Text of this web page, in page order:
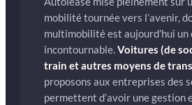
mobilité tournée vers l’avenir,
multimobilité est aujourd’hui un
incontournable.Voitures (de
train et autres moyens de
proposons aux entreprises des
permettent d’avoir une gestion